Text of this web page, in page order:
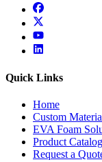
facebook
x
youtube
linkedin
Quick Links
Home
Custom
EVA Foam
Product Catalog
Request a